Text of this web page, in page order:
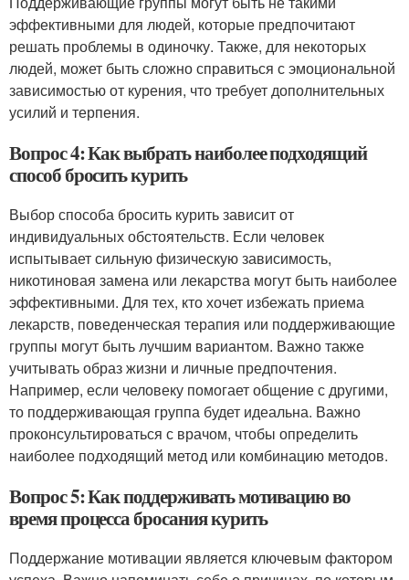
эффективными для людей, которые предпочитают
решать проблемы в одиночку. Также, для некоторых
людей, может быть сложно справиться с эмоциональной
зависимостью от курения, что требует дополнительных
усилий и терпения.
Вопрос 4: Как выбрать наиболее подходящий
способ бросить курить
Выбор способа бросить курить зависит от
индивидуальных обстоятельств. Если человек
испытывает сильную физическую зависимость,
никотиновая замена или лекарства могут быть наиболее
эффективными. Для тех, кто хочет избежать приема
лекарств, поведенческая терапия или поддерживающие
группы могут быть лучшим вариантом. Важно также
учитывать образ жизни и личные предпочтения.
Например, если человеку помогает общение с другими,
то поддерживающая группа будет идеальна. Важно
проконсультироваться с врачом, чтобы определить
наиболее подходящий метод или комбинацию методов.
Вопрос 5: Как поддерживать мотивацию во
время процесса бросания курить
Поддержание мотивации является ключевым фактором